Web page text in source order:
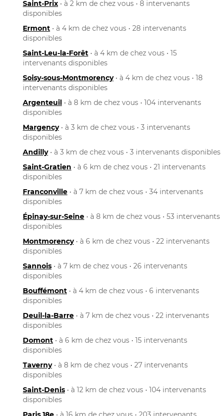
Saint-Prix • à 2 km de chez vous • 8 intervenants
disponibles
Ermont • à 4 km de chez vous • 28 intervenants
disponibles
Saint-Leu-la-Forêt • à 4 km de chez vous • 15
intervenants disponibles
Soisy-sous-Montmorency• à 4 km de chez vous • 18
intervenants disponibles
Argenteuil • à 8 km de chez vous • 104 intervenants
disponibles
Margency• à 3 km de chez vous • 3 intervenants
disponibles
Andilly• à 3 km de chez vous • 3 intervenants disponibles
Saint-Gratien • à 6 km de chez vous • 21 intervenants
disponibles
Franconville • à 7 km de chez vous • 34 intervenants
disponibles
Épinay-sur-Seine • à 8 km de chez vous • 53 intervenants
disponibles
Montmorency• à 6 km de chez vous • 22 intervenants
disponibles
Sannois • à 7 km de chez vous • 26 intervenants
disponibles
Bouffémont • à 4 km de chez vous • 6 intervenants
disponibles
Deuil-la-Barre • à 7 km de chez vous • 22 intervenants
disponibles
Domont • à 6 km de chez vous • 15 intervenants
disponibles
Taverny• à 8 km de chez vous • 27 intervenants
disponibles
Saint-Denis • à 12 km de chez vous • 104 intervenants
disponibles